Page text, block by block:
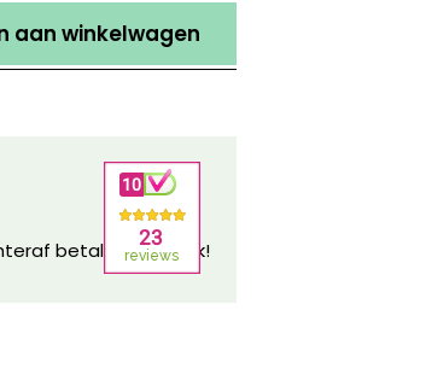
aan winkelwagen
betalen mogelijk!